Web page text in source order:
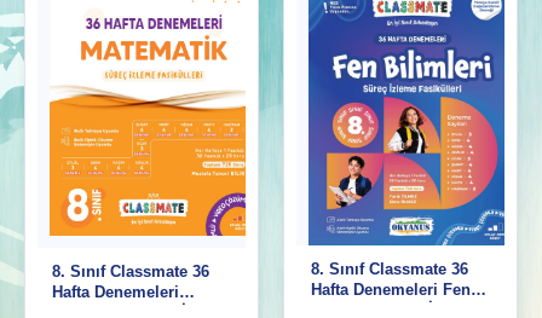
8. Sınıf Classmate 36
Hafta Denemeleri
8. Sınıf Classmate 36
Hafta Denemeleri Fen